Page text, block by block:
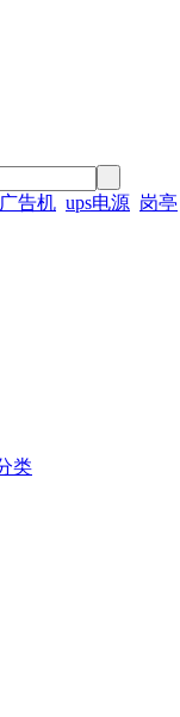
广告机 ups电源 岗亭
类